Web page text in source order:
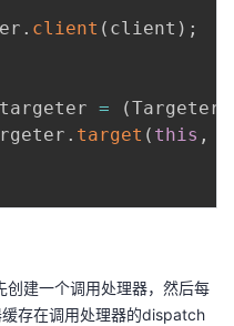
. client ( client ) ;
= (Targeter
. target ( this ,
建一个调用处理器，然后每
存在调用处理器的dispatch